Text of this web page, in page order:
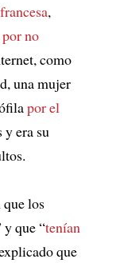
,
por no
como
una mujer
por el
era su
los
que “tenían
que